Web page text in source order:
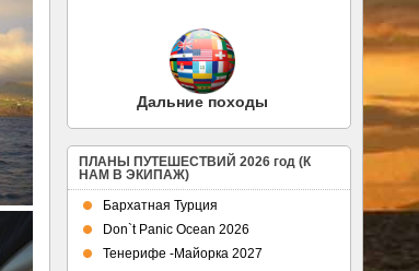
Дальние походы
ПЛАНЫ ПУТЕШЕСТВИЙ 2026 год (К
НАМ В ЭКИПАЖ)
Бархатная Турция
Don`t Panic Ocean 2026
Тенерифе -Майорка 2027